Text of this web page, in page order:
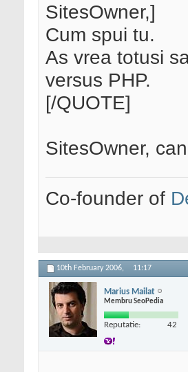
SitesOwner,]
Cum spui tu.
As vrea totusi
versus PHP.
[/QUOTE]
SitesOwner,
Co-founder of
10th February 2006, 11:17
Marius Mailat
Membru SeoPedia
Reputatie: 42